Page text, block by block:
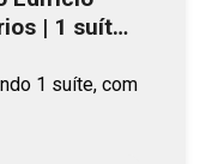
| 1 suíte |
1 suíte, com